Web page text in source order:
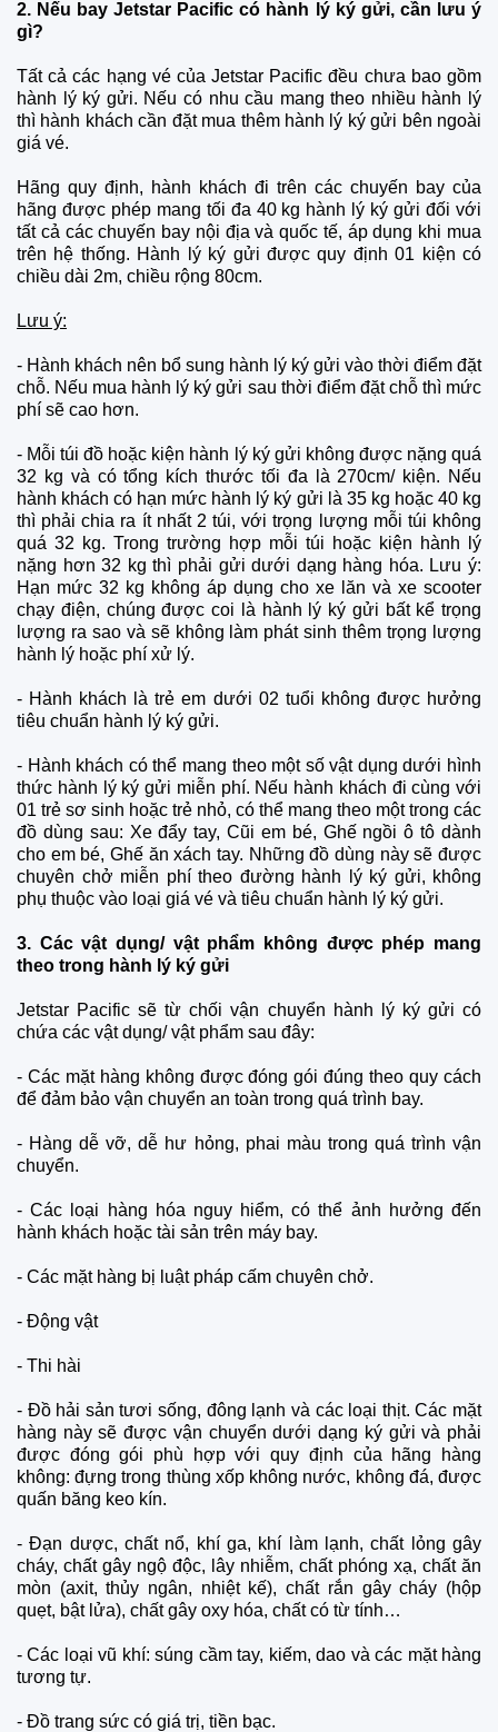
2. Nếu bay Jetstar Pacific có hành lý ký gửi, cần lưu ý
gì?
Tất cả các hạng vé của Jetstar Pacific đều chưa bao gồm
hành lý ký gửi. Nếu có nhu cầu mang theo nhiều hành lý
thì hành khách cần đặt mua thêm hành lý ký gửi bên ngoài
giá vé.
Hãng quy định, hành khách đi trên các chuyến bay của
hãng được phép mang tối đa 40 kg hành lý ký gửi đối với
tất cả các chuyến bay nội địa và quốc tế, áp dụng khi mua
trên hệ thống. Hành lý ký gửi được quy định 01 kiện có
chiều dài 2m, chiều rộng 80cm.
Lưu ý:
- Hành khách nên bổ sung hành lý ký gửi vào thời điểm đặt
chỗ. Nếu mua hành lý ký gửi sau thời điểm đặt chỗ thì mức
phí sẽ cao hơn.
- Mỗi túi đồ hoặc kiện hành lý ký gửi không được nặng quá
32 kg và có tổng kích thước tối đa là 270cm/ kiện. Nếu
hành khách có hạn mức hành lý ký gửi là 35 kg hoặc 40 kg
thì phải chia ra ít nhất 2 túi, với trọng lượng mỗi túi không
quá 32 kg. Trong trường hợp mỗi túi hoặc kiện hành lý
nặng hơn 32 kg thì phải gửi dưới dạng hàng hóa. Lưu ý:
Hạn mức 32 kg không áp dụng cho xe lăn và xe scooter
chạy điện, chúng được coi là hành lý ký gửi bất kể trọng
lượng ra sao và sẽ không làm phát sinh thêm trọng lượng
hành lý hoặc phí xử lý.
- Hành khách là trẻ em dưới 02 tuổi không được hưởng
tiêu chuẩn hành lý ký gửi.
- Hành khách có thể mang theo một số vật dụng dưới hình
thức hành lý ký gửi miễn phí. Nếu hành khách đi cùng với
01 trẻ sơ sinh hoặc trẻ nhỏ, có thể mang theo một trong các
đồ dùng sau: Xe đẩy tay, Cũi em bé, Ghế ngồi ô tô dành
cho em bé, Ghế ăn xách tay. Những đồ dùng này sẽ được
chuyên chở miễn phí theo đường hành lý ký gửi, không
phụ thuộc vào loại giá vé và tiêu chuẩn hành lý ký gửi.
3. Các vật dụng/ vật phẩm không được phép mang
theo trong hành lý ký gửi
Jetstar Pacific sẽ từ chối vận chuyển hành lý ký gửi có
chứa các vật dụng/ vật phẩm sau đây:
- Các mặt hàng không được đóng gói đúng theo quy cách
để đảm bảo vận chuyển an toàn trong quá trình bay.
- Hàng dễ vỡ, dễ hư hỏng, phai màu trong quá trình vận
chuyển.
- Các loại hàng hóa nguy hiểm, có thể ảnh hưởng đến
hành khách hoặc tài sản trên máy bay.
- Các mặt hàng bị luật pháp cấm chuyên chở.
- Động vật
- Thi hài
- Đồ hải sản tươi sống, đông lạnh và các loại thịt. Các mặt
hàng này sẽ được vận chuyển dưới dạng ký gửi và phải
được đóng gói phù hợp với quy định của hãng hàng
không: đựng trong thùng xốp không nước, không đá, được
quấn băng keo kín.
- Đạn dược, chất nổ, khí ga, khí làm lạnh, chất lỏng gây
cháy, chất gây ngộ độc, lây nhiễm, chất phóng xạ, chất ăn
mòn (axit, thủy ngân, nhiệt kế), chất rắn gây cháy (hộp
quẹt, bật lửa), chất gây oxy hóa, chất có từ tính…
- Các loại vũ khí: súng cầm tay, kiếm, dao và các mặt hàng
tương tự.
- Đồ trang sức có giá trị, tiền bạc.